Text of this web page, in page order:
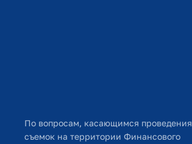
По вопросам, касающимся проведения
съемок на территории Финансового